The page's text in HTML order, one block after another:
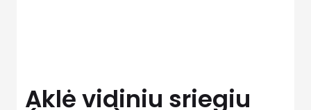
Aklė vidiniu sriegiu